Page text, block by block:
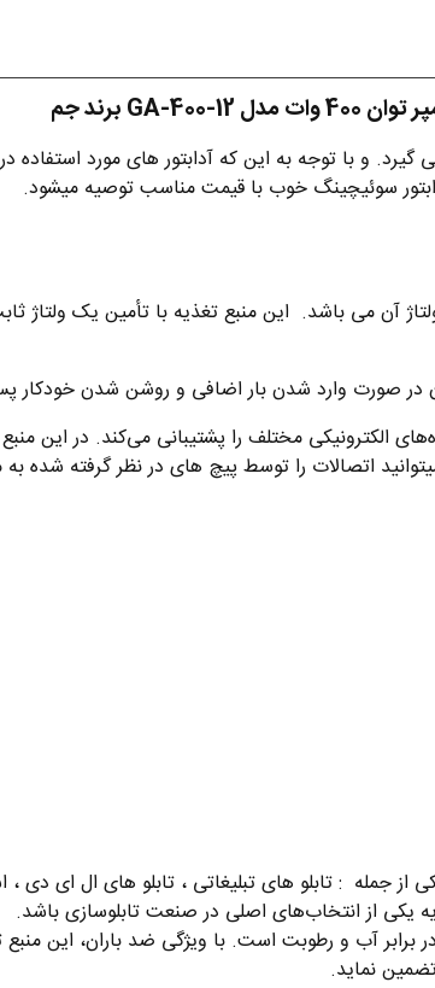
و با توجه به این که آدابتور های مورد
سوئیچینگ خوب با قیمت مناسب توصیه میشود.
باران جم، پایداری و استحکام ولتاژ آن می باشد. این منبع تغذیه با
بسیاری از دستگاه‌های الکترونیکی مختلف را پشتیبانی می‌کند. در
اتصالات را توسط پیچ های در نظر گرفته شده
الکترونیکی از جمله : تابلو های تبلیغاتی ، تابلو
یکی از انتخاب‌های اصلی در صنعت تابلوسازی باشد.
12 ولت ضد باران جم، مقاومت آن در برابر آب و رطوبت است. با ویژگی ضد
نماید.